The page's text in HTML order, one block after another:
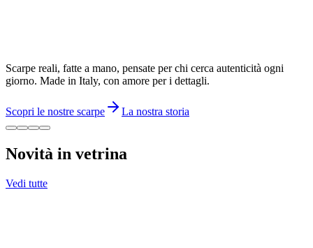
Scarpe reali, fatte a mano, pensate per chi cerca autenticità ogni
giorno. Made in Italy, con amore per i dettagli.
Scopri le nostre scarpe La nostra storia
Novità in vetrina
Vedi tutte